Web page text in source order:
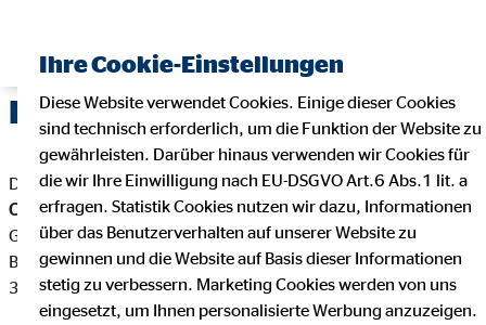
Impressum
Dieser Internetauftritt ist ein Angebot von:
Claudia Schwiton
Geschäftsstellenleiterin für die OVB Vermögensberatung AG
Borscher Str. 6
36419 Geisa
Ihre Cookie-Einstellungen
Diese Website verwendet Cookies. Einige dieser Cookies
sind technisch erforderlich, um die Funktion der Website zu
gewährleisten. Darüber hinaus verwenden wir Cookies für
die wir Ihre Einwilligung nach EU-DSGVO Art.6 Abs.1 lit. a
erfragen. Statistik Cookies nutzen wir dazu, Informationen
über das Benutzerverhalten auf unserer Website zu
gewinnen und die Website auf Basis dieser Informationen
stetig zu verbessern. Marketing Cookies werden von uns
eingesetzt, um Ihnen personalisierte Werbung anzuzeigen.